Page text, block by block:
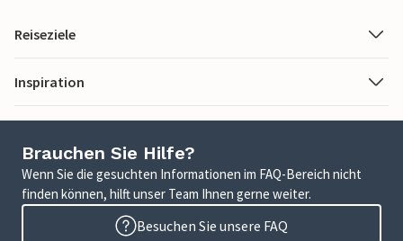
Reiseziele
Inspiration
Brauchen Sie Hilfe?
Wenn Sie die gesuchten Informationen im FAQ-Bereich nicht
finden können, hilft unser Team Ihnen gerne weiter.
Besuchen Sie unsere FAQ